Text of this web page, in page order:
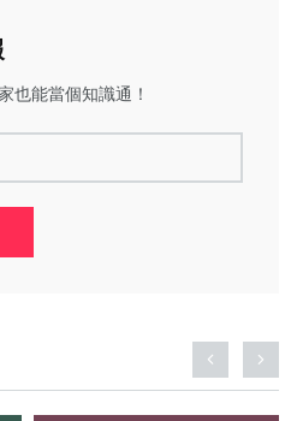
也能當個知識通！